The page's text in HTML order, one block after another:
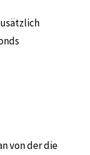
von der die